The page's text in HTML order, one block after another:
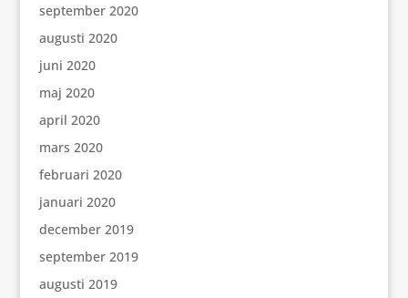
september 2020
augusti 2020
juni 2020
maj 2020
april 2020
mars 2020
februari 2020
januari 2020
december 2019
september 2019
augusti 2019